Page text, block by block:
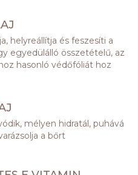
helyreállítja és feszesíti a
egyedülálló összetételű, az
hasonló védőfóliát hoz
mélyen hidratál, puhává
a bőrt